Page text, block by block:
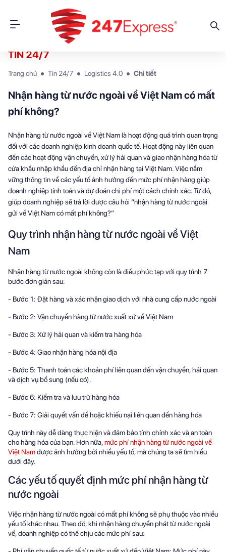
TIN 24/7
Trang chủ Tin 24/7 Logistics 4.0 Chi tiết
Nhận hàng từ nước ngoài về Việt Nam có mất
phí không?
Nhận hàng từ nước ngoài về Việt Nam là hoạt động quá trình quan trọng
đối với các doanh nghiệp kinh doanh quốc tế. Hoạt động này liên quan
đến các hoạt động vận chuyển, xử lý hải quan và giao nhận hàng hóa từ
cửa khẩu nhập khẩu đến địa chỉ nhận hàng tại Việt Nam. Việc nắm
vững thông tin về các yếu tố ảnh hưởng đến mức phí nhận hàng giúp
doanh nghiệp tính toán và dự đoán chi phí một cách chính xác. Từ đó,
giúp doanh nghiệp sẽ trả lời được câu hỏi “nhận hàng từ nước ngoài
gửi về Việt Nam có mất phí không?”
Quy trình nhận hàng từ nước ngoài về Việt
Nam
Nhận hàng từ nước ngoài không còn là điều phức tạp với quy trình 7
bước đơn giản sau:
- Bước 1: Đặt hàng và xác nhận giao dịch với nhà cung cấp nước ngoài
- Bước 2: Vận chuyển hàng từ nước xuất xứ về Việt Nam
- Bước 3: Xử lý hải quan và kiểm tra hàng hóa
- Bước 4: Giao nhận hàng hóa nội địa
- Bước 5: Thanh toán các khoản phí liên quan đến vận chuyển, hải quan
và dịch vụ bổ sung (nếu có).
- Bước 6: Kiểm tra và lưu trữ hàng hóa
- Bước 7: Giải quyết vấn đề hoặc khiếu nại liên quan đến hàng hóa
Quy trình này dễ dàng thực hiện và đảm bảo tính chính xác và an toàn
cho hàng hóa của bạn. Hơn nữa,mức phí nhận hàng từ nước ngoài về
Việt Namđược ảnh hưởng bởi nhiều yếu tố, mà chúng ta sẽ tìm hiểu
dưới đây.
Các yếu tố quyết định mức phí nhận hàng từ
nước ngoài
Việc nhận hàng từ nước ngoài có mất phí không sẽ phụ thuộc vào nhiều
yếu tố khác nhau. Theo đó, khi nhận hàng chuyển phát từ nước ngoài
về, doanh nghiệp có thể chịu các mức phí sau: